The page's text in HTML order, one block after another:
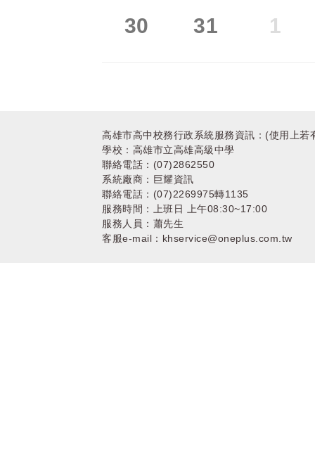
30 31 1
高雄市高中校務行政系統服務資訊：(使用上若
學校：高雄市立高雄高級中學
聯絡電話：(07)2862550
系統廠商：巨耀資訊
聯絡電話：(07)2269975轉1135
服務時間：上班日 上午08:30~17:00
服務人員：蕭先生
客服e-mail：khservice@oneplus.com.tw